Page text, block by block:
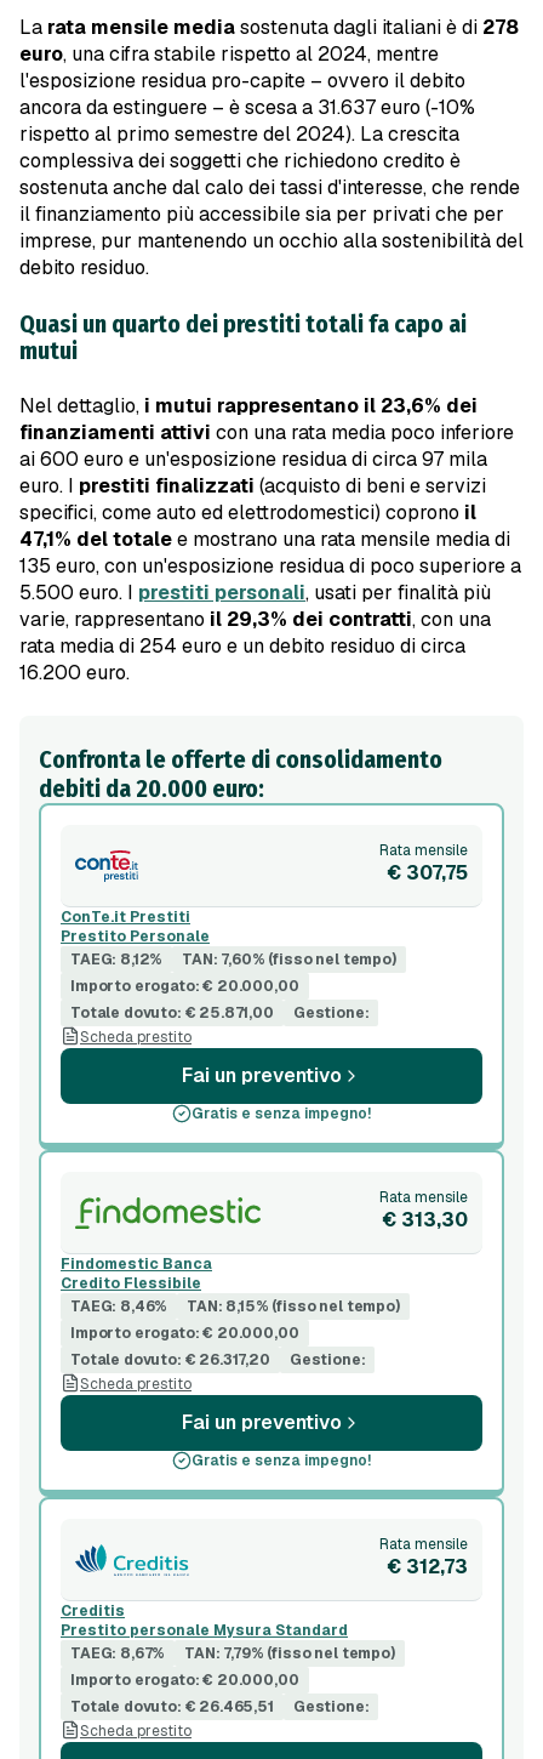
La rata mensile mediasostenuta dagli italiani è di 278
euro, una cifra stabile rispetto al 2024, mentre
l'esposizione residua pro-capite – ovvero il debito
ancora da estinguere – è scesa a 31.637 euro (-10%
rispetto al primo semestre del 2024). La crescita
complessiva dei soggetti che richiedono credito è
sostenuta anche dal calo dei tassi d'interesse, che rende
il finanziamento più accessibile sia per privati che per
imprese, pur mantenendo un occhio alla sostenibilità del
debito residuo.
Quasi un quarto dei prestiti totali fa capo ai
mutui
Nel dettaglio, i mutui rappresentano il 23,6% dei
finanziamenti attivi con una rata media poco inferiore
ai 600 euro e un'esposizione residua di circa 97 mila
euro. I prestiti finalizzati (acquisto di beni e servizi
specifici, come auto ed elettrodomestici) coprono il
47,1% del totalee mostrano una rata mensile media di
135 euro, con un'esposizione residua di poco superiore a
5.500 euro. I prestiti personali, usati per finalità più
varie, rappresentano il 29,3% dei contratti, con una
rata media di 254 euro e un debito residuo di circa
16.200 euro.
Confronta le offerte di consolidamento
debiti da 20.000 euro:
Rata mensile
€ 307,75
ConTe.it Prestiti
Prestito Personale
TAEG: 8,12%
TAN: 7,60% (fisso nel tempo)
Importo erogato: € 20.000,00
Totale dovuto: € 25.871,00
Gestione:
Scheda prestito
Fai un preventivo
Gratis e senza impegno!
Rata mensile
€ 313,30
Findomestic Banca
Credito Flessibile
TAEG: 8,46%
TAN: 8,15% (fisso nel tempo)
Importo erogato: € 20.000,00
Totale dovuto: € 26.317,20
Gestione:
Scheda prestito
Fai un preventivo
Gratis e senza impegno!
Rata mensile
€ 312,73
Creditis
Prestito personale Mysura Standard
TAEG: 8,67%
TAN: 7,79% (fisso nel tempo)
Importo erogato: € 20.000,00
Totale dovuto: € 26.465,51
Gestione:
Scheda prestito